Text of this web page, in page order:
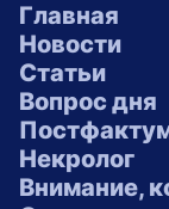
Главная
Новости
Статьи
Вопрос дня
Некролог
Внимание,